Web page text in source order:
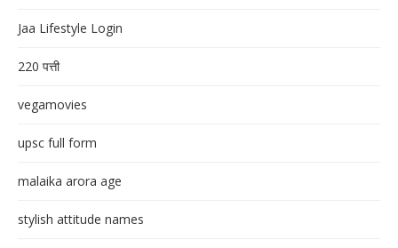
Jaa Lifestyle Login
220 पत्ती
vegamovies
upsc full form
malaika arora age
stylish attitude names